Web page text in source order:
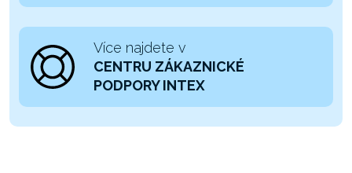
Více najdete v
CENTRU ZÁKAZNICKÉ
PODPORY INTEX